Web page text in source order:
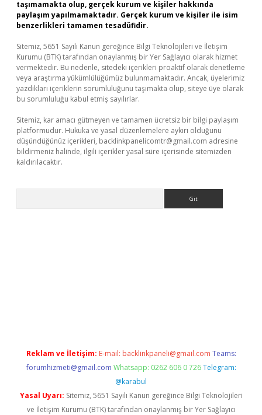
taşımamakta olup, gerçek kurum ve kişiler hakkında
paylaşım yapılmamaktadır. Gerçek kurum ve kişiler ile isim
benzerlikleri tamamen tesadüfidir.
Sitemiz, 5651 Sayılı Kanun gereğince Bilgi Teknolojileri ve İletişim
Kurumu (BTK) tarafından onaylanmış bir Yer Sağlayıcı olarak hizmet
vermektedir. Bu nedenle, sitedeki içerikleri proaktif olarak denetleme
veya araştırma yükümlülüğümüz bulunmamaktadır. Ancak, üyelerimiz
yazdıkları içeriklerin sorumluluğunu taşımakta olup, siteye üye olarak
bu sorumluluğu kabul etmiş sayılırlar.
Sitemiz, kar amacı gütmeyen ve tamamen ücretsiz bir bilgi paylaşım
platformudur. Hukuka ve yasal düzenlemelere aykırı olduğunu
düşündüğünüz içerikleri, backlinkpanelicomtr@gmail.com adresine
bildirmeniz halinde, ilgili içerikler yasal süre içerisinde sitemizden
kaldırılacaktır.
Reklam ve İletişim: E-mail: backlinkpaneli@gmail.com Teams:
forumhizmeti@gmail.com Whatsapp: 0262 606 0 726 Telegram:
@karabul
Yasal Uyarı: Sitemiz, 5651 Sayılı Kanun gereğince Bilgi Teknolojileri
ve İletişim Kurumu (BTK) tarafından onaylanmış bir Yer Sağlayıcı